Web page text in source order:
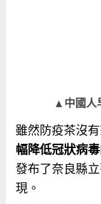
▲中國人
雖然防疫茶沒
幅降低冠狀病
發布了奈良縣
現。